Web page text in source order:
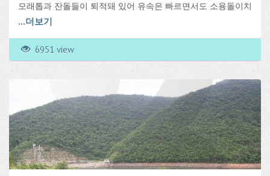
모래톱과 잔돌들이 퇴적돼 있어 유속은 빠르면서도 소용돌이치
는 급류가 거의 없어 신종 수상 레저인 래프팅의 조건을 잘 갖
추고 있으며 한강 이남에서는 유일한 래프팅 장소이기도 하다.
맑은 강물에 배를 띄우고는 굽이치는 물결 따라 요동치는 배를
부여잡고 코스를 잡아나가는 래프팅은 젊은이들의 모험심과 경
...더보기
6951 view